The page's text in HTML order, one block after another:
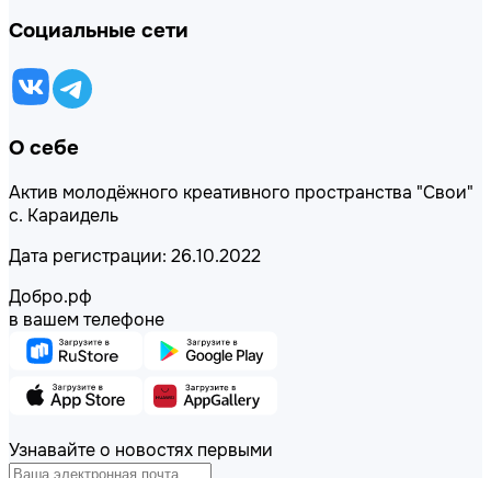
Социальные сети
О себе
Актив молодёжного креативного пространства "Свои"
с. Караидель
Дата регистрации: 26.10.2022
Добро.рф
в вашем телефоне
Узнавайте о новостях первыми